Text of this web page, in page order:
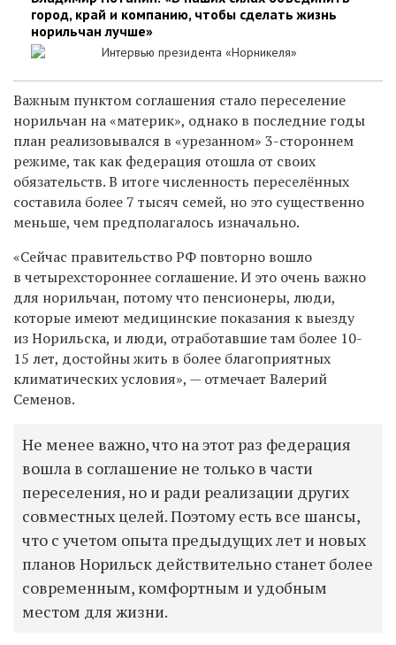
город, край и компанию, чтобы сделать жизнь
норильчан лучше»
Интервью президента «Норникеля»
Важным пунктом соглашения стало переселение
норильчан на «материк», однако в последние годы
план реализовывался в «урезанном» 3-стороннем
режиме, так как федерация отошла от своих
обязательств. В итоге численность переселённых
составила более 7 тысяч семей, но это существенно
меньше, чем предполагалось изначально.
«Сейчас правительство РФ повторно вошло
в четырехстороннее соглашение. И это очень важно
для норильчан, потому что пенсионеры, люди,
которые имеют медицинские показания к выезду
из Норильска, и люди, отработавшие там более 10-
15 лет, достойны жить в более благоприятных
климатических условия», — отмечает Валерий
Семенов.
Не менее важно, что на этот раз федерация
вошла в соглашение не только в части
переселения, но и ради реализации других
совместных целей. Поэтому есть все шансы,
что с учетом опыта предыдущих лет и новых
планов Норильск действительно станет более
современным, комфортным и удобным
местом для жизни.